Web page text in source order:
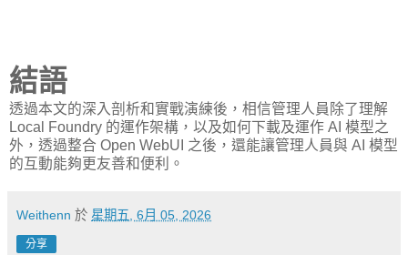
結語
透過本文的深入剖析和實戰演練後，相信管理人員除了理解
Local Foundry 的運作架構，以及如何下載及運作 AI 模型之
外，透過整合 Open WebUI 之後，還能讓管理人員與 AI 模型
的互動能夠更友善和便利。
Weithenn 於 星期五, 6月 05, 2026
分享